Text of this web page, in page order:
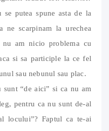
putea spune asta de la
ne scarpinam la urechea
nu am nicio problema cu
si sa participle la ce fel
sau nebunul sau plac.
sunt “de aici” si ca nu am
pentru ca nu sunt de-al
locului”? Faptul ca te-ai